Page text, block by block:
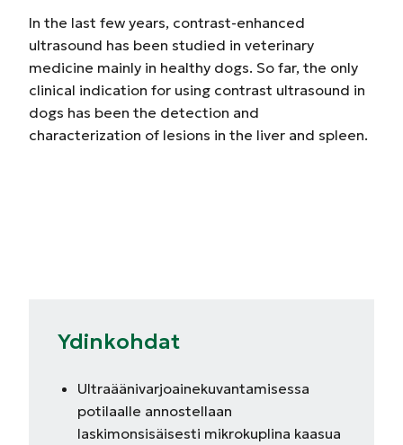
In the last few years, contrast-enhanced
ultrasound has been studied in veterinary
medicine mainly in healthy dogs. So far, the only
clinical indication for using contrast ultrasound in
dogs has been the detection and
characterization of lesions in the liver and spleen.
Ydinkohdat
Ultraäänivarjoainekuvantamisessa
potilaalle annostellaan
laskimonsisäisesti mikrokuplina kaasua